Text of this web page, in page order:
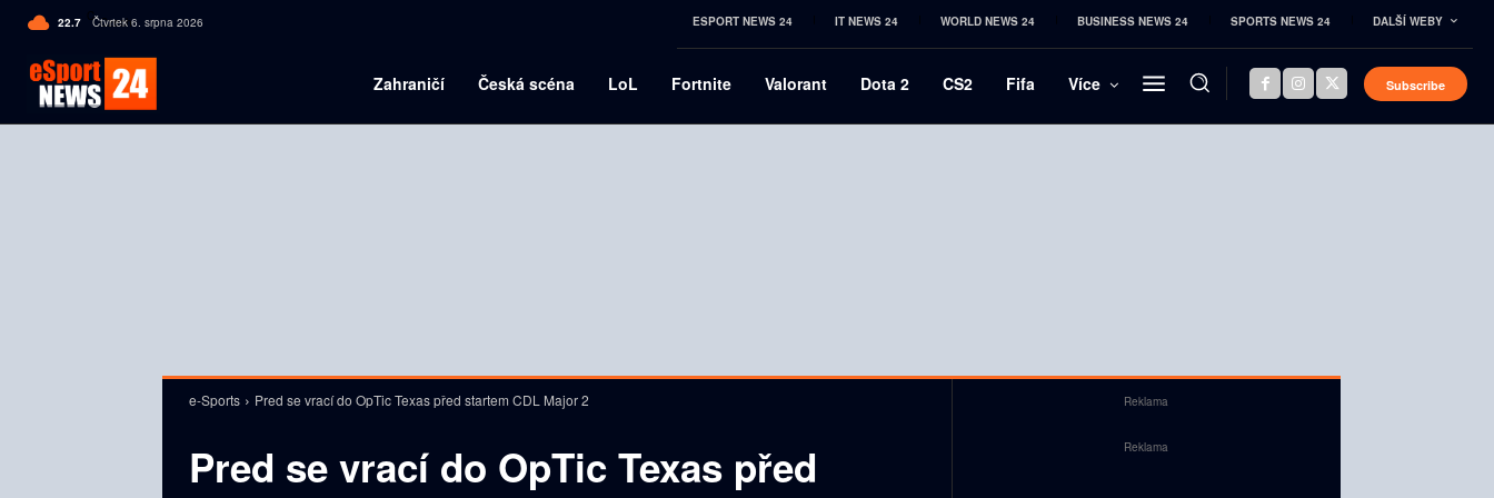
22.7 C Czech
Čtvrtek 6. srpna 2026 ESPORT NEWS 24 IT NEWS 24 WORLD NEWS 24 BUSINESS NEWS 24 SPORTS NEWS 24 DALŠÍ WEBY
Zahraničí Česká scéna LoL Fortnite Valorant Dota 2 CS2 Fifa Více Subscribe
e-Sports Pred se vrací do OpTic Texas před startem CDL Major 2
Pred se vrací do OpTic Texas před
Reklama
Reklama